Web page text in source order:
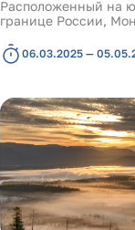
Расположенный на
границе России,
06.03.2025 —